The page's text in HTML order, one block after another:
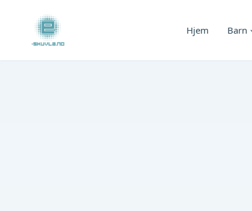
content
Hjem Barn